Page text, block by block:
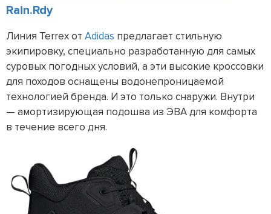
Rain.Rdy
Линия Terrex от Adidas предлагает стильную
экипировку, специально разработанную для самых
суровых погодных условий, а эти высокие кроссовки
для походов оснащены водонепроницаемой
технологией бренда. И это только снаружи. Внутри
— амортизирующая подошва из ЭВА для комфорта
в течение всего дня.